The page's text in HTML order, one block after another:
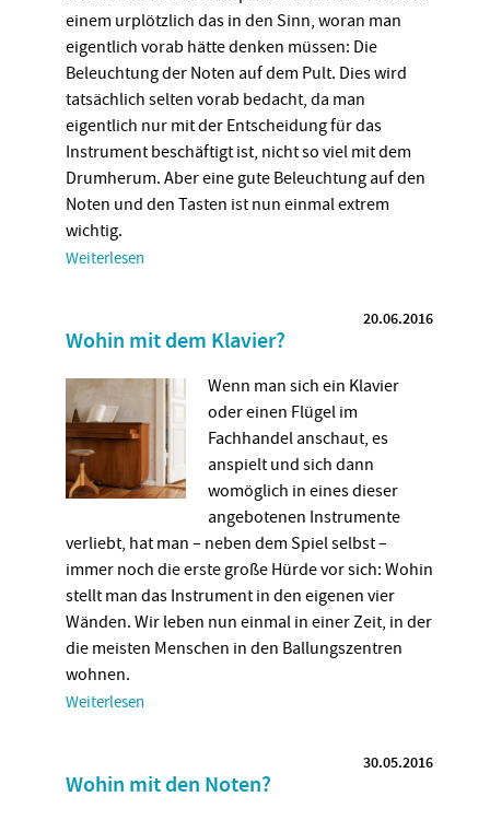
einem urplötzlich das in den Sinn, woran man
eigentlich vorab hätte denken müssen: Die
Beleuchtung der Noten auf dem Pult. Dies wird
tatsächlich selten vorab bedacht, da man
eigentlich nur mit der Entscheidung für das
Instrument beschäftigt ist, nicht so viel mit dem
Drumherum. Aber eine gute Beleuchtung auf den
Noten und den Tasten ist nun einmal extrem
wichtig.
Weiterlesen
20.06.2016
Wohin mit dem Klavier?
Wenn man sich ein Klavier
oder einen Flügel im
Fachhandel anschaut, es
anspielt und sich dann
womöglich in eines dieser
angebotenen Instrumente
verliebt, hat man – neben dem Spiel selbst –
immer noch die erste große Hürde vor sich: Wohin
stellt man das Instrument in den eigenen vier
Wänden. Wir leben nun einmal in einer Zeit, in der
die meisten Menschen in den Ballungszentren
wohnen.
Weiterlesen
30.05.2016
Wohin mit den Noten?